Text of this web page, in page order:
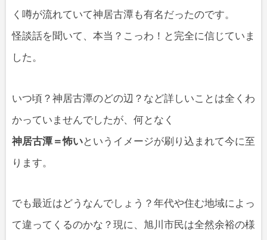
く噂が流れていて神居古潭も有名だったのです。
怪談話を聞いて、本当？こっわ！と完全に信じていま
した。
いつ頃？神居古潭のどの辺？など詳しいことは全くわ
かっていませんでしたが、何となく
神居古潭＝怖いというイメージが刷り込まれて今に至
ります。
でも最近はどうなんでしょう？年代や住む地域によっ
て違ってくるのかな？現に、旭川市民は全然余裕の様